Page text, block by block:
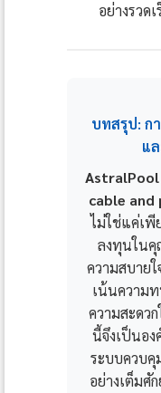
อย่างรวดเ
บทสรุป: ก
แ
cable and
ไม่ใช่แค่เพี
ลงทุนในคุ
ความสบาย
เน้นความ
ความสะดว
นี้จึงเป็นอ
ระบบควบ
อย่างเต็มศั